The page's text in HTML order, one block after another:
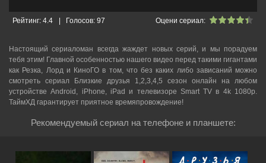
Оцени сериал:
Рейтинг: 4.4 Голосов:97
Настоящий сериаломан всегда жаждет новых серий, и мы порадуем
тебя этим! Главной особенностью нашего видео перед такими гигантами
как Резка, Лорд и КиноГО в том, что без каких либо зависаний можно
смотреть cериал Близкие друзья 1,2,3,4,5 сезон онлайн на любом
устройстве Android, iPhone, iPad и телевизоре Smart TV в 4k 1080p.
ТаймХД гарантирует приятное времяпровождение!
Рекомендуемый сериал на телефоне и планшете: